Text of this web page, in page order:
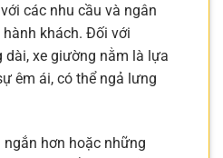
các nhu cầu và ngân
khách. Đối với
xe giường nằm là lựa
êm ái, có thể ngả lưng
hơn hoặc những